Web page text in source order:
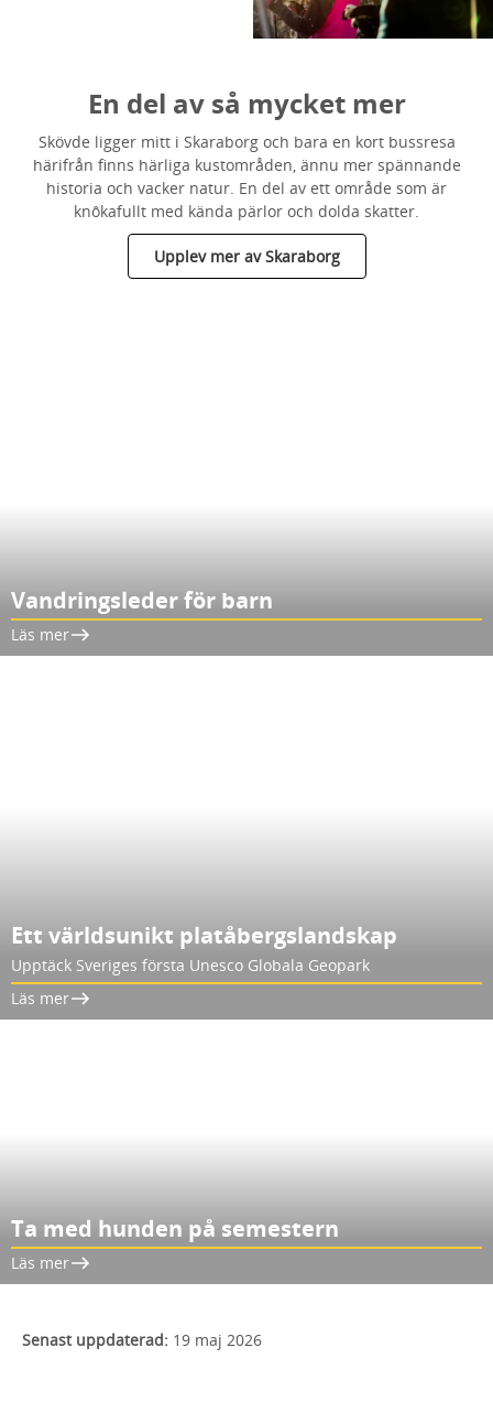
En del av så mycket mer
Skövde ligger mitt i Skaraborg och bara en kort bussresa
härifrån finns härliga kustområden, ännu mer spännande
historia och vacker natur. En del av ett område som är
knôkafullt med kända pärlor och dolda skatter.
Upplev mer av Skaraborg
Vandringsleder för barn
Läs mer
Ett världsunikt platåbergslandskap
Upptäck Sveriges första Unesco Globala Geopark
Läs mer
Ta med hunden på semestern
Läs mer
Senast uppdaterad: 19 maj 2026